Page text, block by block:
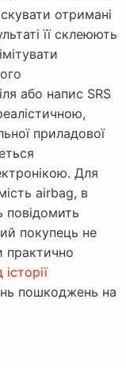
отримані
її склеюють
або напис SRS
приладової
Для
airbag, в
повідомить
покупець не
практично
пошкоджень на